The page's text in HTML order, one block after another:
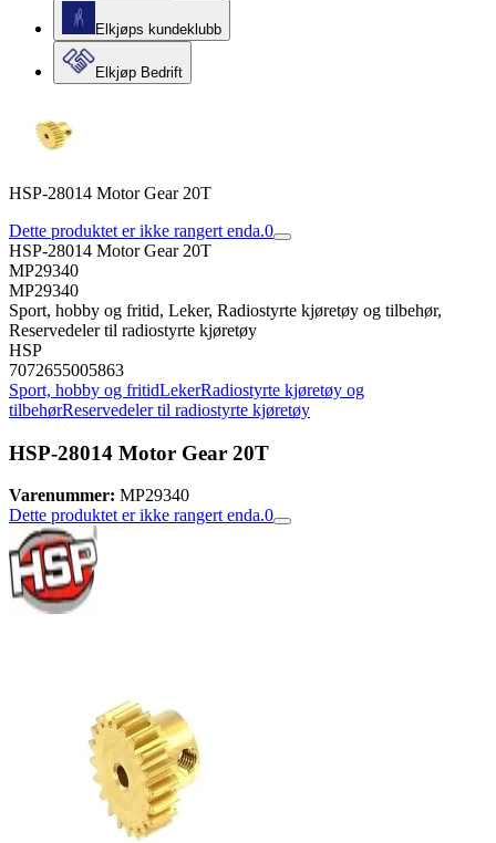
Elkjøps kundeklubb
Elkjøp Bedrift
HSP-28014 Motor Gear 20T
Dette produktet er ikke rangert enda.0
HSP-28014 Motor Gear 20T
MP29340
MP29340
Sport, hobby og fritid, Leker, Radiostyrte kjøretøy og tilbehør,
Reservedeler til radiostyrte kjøretøy
HSP
7072655005863
Sport, hobby og fritidLekerRadiostyrte kjøretøy og
tilbehørReservedeler til radiostyrte kjøretøy
HSP-28014 Motor Gear 20T
Varenummer: MP29340
Dette produktet er ikke rangert enda.0